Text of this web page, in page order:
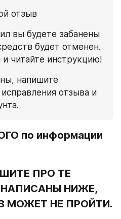
отзыв
вы будете забанены
будет отменен.
читайте инструкцию!
напишите
отзыва и
по информации
ПРО ТЕ
НАПИСАНЫ НИЖЕ,
МОЖЕТ НЕ ПРОЙТИ.